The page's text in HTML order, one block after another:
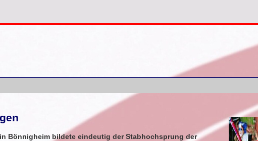
Bönnigheim bildete eindeutig der Stabhochsprung der